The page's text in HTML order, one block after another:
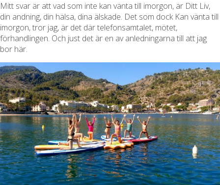
Mitt svar är att vad som inte kan vänta till imorgon, är Ditt Liv,
din andning, din hälsa, dina älskade. Det som dock Kan vänta till
imorgon, tror jag, är det där telefonsamtalet, mötet,
förhandlingen. Och just det är en av anledningarna till att jag
bor här.